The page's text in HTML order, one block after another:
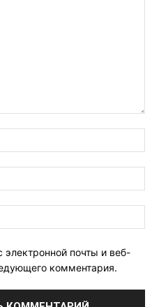
почты и веб-
комментария.